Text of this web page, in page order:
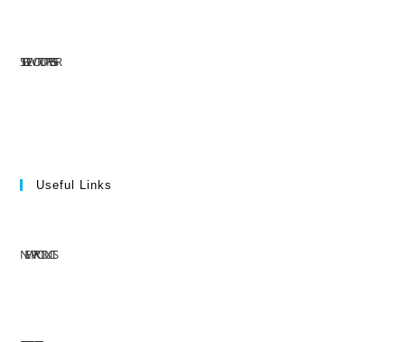
SITE DE WORDPRESS-FR
Useful Links
NEW PRODUCTS